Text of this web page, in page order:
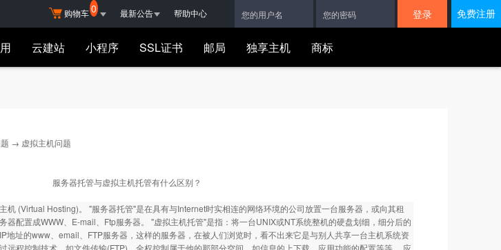
免费注册
购物车0 最新公告 帮助中心
云建站 小程序 SSL证书 邮局 独享主机 商标
→ 虚拟主机问题
服务器托管与虚拟主机托管有什么区别？
机 (Virtual Hosting)。 "服务器托管"是在具有与Internet时实相连的网络环境的公司放置一台服务器，或向其租
器配置成WWW、E-mail、Ftp服务器。 "虚拟主机托管"是指：将一台UNIX或NT系统整机的硬盘划细，细分后的
地址的www、email、FTP服务器，这样的服务器，在被人们浏览时，看不出来它是与别人共享一台主机系统资
远程控制技术，如文件传输(FTP)，全权控制属于他的那部分空间，如信息的上下载，应用功能的配置等等。 应